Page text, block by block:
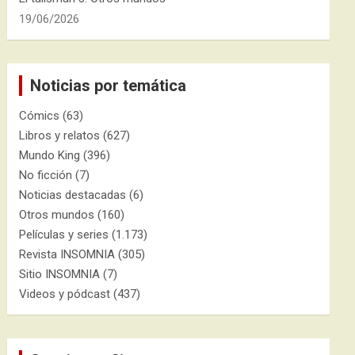
19/06/2026
Noticias por temática
Cómics (63)
Libros y relatos (627)
Mundo King (396)
No ficción (7)
Noticias destacadas (6)
Otros mundos (160)
Películas y series (1.173)
Revista INSOMNIA (305)
Sitio INSOMNIA (7)
Videos y pódcast (437)